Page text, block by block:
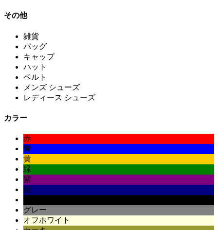
その他
雑貨
バッグ
キャップ
ハット
ベルト
メンズ シューズ
レディース シューズ
カラー
赤
青
黄
緑
紫
紺
グレー
オフホワイト